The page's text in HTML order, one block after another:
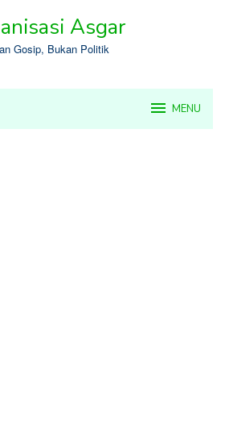
Asgar
Gosip, Bukan Politik
MENU